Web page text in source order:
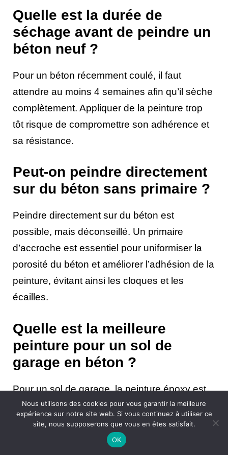
Quelle est la durée de
séchage avant de peindre un
béton neuf ?
Pour un béton récemment coulé, il faut
attendre au moins 4 semaines afin qu’il sèche
complètement. Appliquer de la peinture trop
tôt risque de compromettre son adhérence et
sa résistance.
Peut-on peindre directement
sur du béton sans primaire ?
Peindre directement sur du béton est
possible, mais déconseillé. Un primaire
d’accroche est essentiel pour uniformiser la
porosité du béton et améliorer l’adhésion de la
peinture, évitant ainsi les cloques et les
écailles.
Quelle est la meilleure
peinture pour un sol de
garage en béton ?
Pour un sol de garage, la peinture époxy est
recommandée. Elle offre une résistance
exceptionnelle aux produits chimiques, à
l’abrasion et aux chocs, ce qui est essentiel
Nous utilisons des cookies pour vous garantir la meilleure
expérience sur notre site web. Si vous continuez à utiliser ce
site, nous supposerons que vous en êtes satisfait.
OK